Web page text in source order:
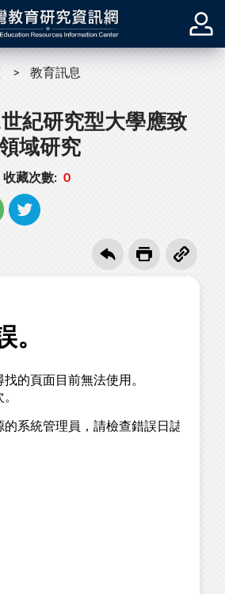
教育訊息
紀研究型大學應致
域研究
收藏次數: 0